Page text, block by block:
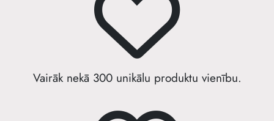
Vairāk nekā 300 unikālu produktu vienību.